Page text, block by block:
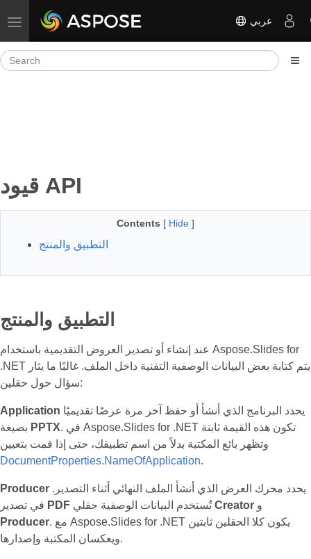
Toggle navigation عربي
قيود API
Contents [ Hide ]
التطبيق والمنتج
التطبيق والمنتج
عند إنشاء أو تصدير العروض التقديمية باستخدام Aspose.Slides for
.NET يتم كتابة بعض البيانات الوصفية التقنية داخل الملف. غالبًا ما يثار
سؤال حول حقلين:
Application
PPTX. في Aspose.Slides for .NET تكون هذه القيمة ثابتة
وتظهر بائع المكتبة بدلاً من اسم تطبيقك، حتى إذا قمت بتعيين
DocumentProperties.NameOfApplication.
Producer
PDF تُستخدم البيانات الوصفية حقليCreator و
Producer. مع Aspose.Slides for .NET يكون كلا الحقلين ثابتين
ويعكسان المكتبة وإصدارها.